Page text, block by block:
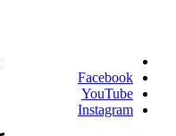
Facebook
YouTube
Instagram